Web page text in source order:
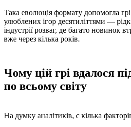
Така еволюція формату допомогла
улюблених ігор десятиліттями —
індустрії розваг, де багато новинок
вже через кілька років.
Чому цій грі вдалося
по всьому світу
На думку аналітиків, є кілька